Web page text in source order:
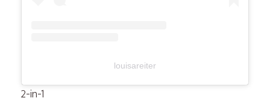
louisareiter
2-in-1